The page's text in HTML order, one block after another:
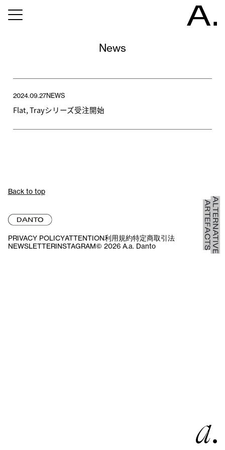
News
2024.09.27NEWS
Flat, Trayシリーズ受注開始
Back to top
PRIVACY POLICYATTENTION利用規約特定商取引法
NEWSLETTERINSTAGRAM© 2026 A.a. Danto